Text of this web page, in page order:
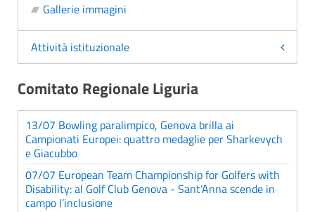
Gallerie immagini
Attività istituzionale
Comitato Regionale Liguria
13/07 Bowling paralimpico, Genova brilla ai
Campionati Europei: quattro medaglie per Sharkevych
e Giacubbo
07/07 European Team Championship for Golfers with
Disability: al Golf Club Genova - Sant’Anna scende in
campo l’inclusione